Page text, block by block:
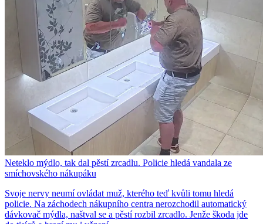
Neteklo mýdlo, tak dal pěstí zrcadlu. Policie hledá vandala ze
smíchovského nákupáku
Svoje nervy neumí ovládat muž, kterého teď kvůli tomu hledá
policie. Na záchodech nákupního centra nerozchodil automatický
dávkovač mýdla, naštval se a pěstí rozbil zrcadlo. Jenže škoda jde